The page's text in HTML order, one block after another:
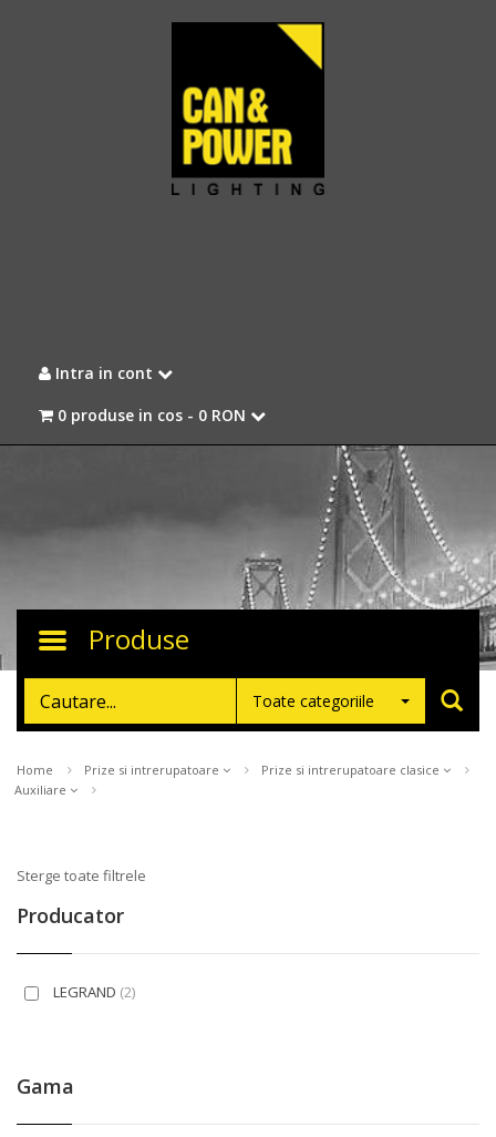
Intra in cont
0 produse in cos - 0 RON
Toggle
Produse
Toate categoriile
Home Prize si intrerupatoare
Prize si intrerupatoare clasice
Auxiliare
Sterge toate filtrele
Producator
LEGRAND (2)
Gama